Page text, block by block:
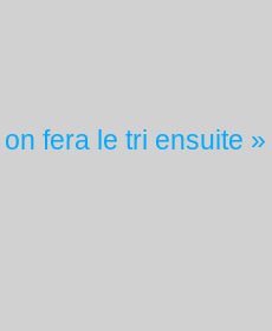
fera le tri ensuite »